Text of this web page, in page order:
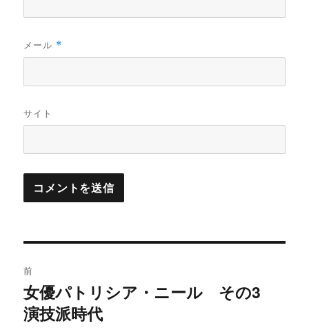
メール *
サイト
稿
ナ
前
過
去
女優パトリシア・ニール その3
演技派時代